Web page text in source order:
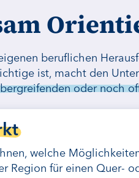
beruflichen
ist, macht den
oder noch
welche
Region für einen Quer-